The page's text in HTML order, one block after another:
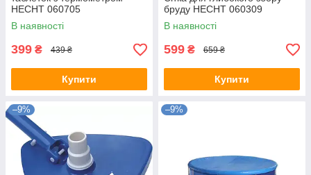
HECHT 060705
В наявності
399 ₴ 439 ₴
Купити
бруду HECHT 060309
В наявності
599 ₴ 659 ₴
Купити
–9% –9%